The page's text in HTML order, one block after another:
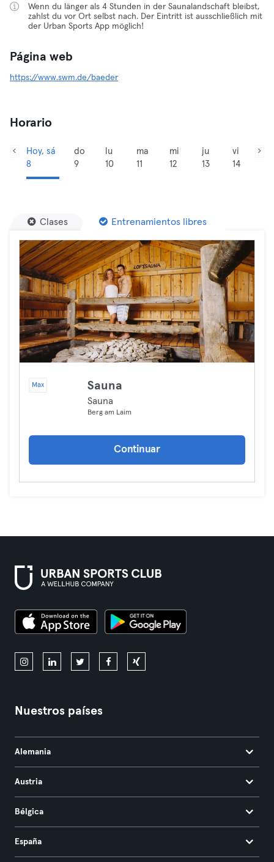
Wenn du länger als 4 Stunden in der Saunalandschaft bleibst,
zahlst du vor Ort selbst nach. Der Eintritt ist ausschließlich mit
der Urban Sports App möglich!
Página web
https://www.swm.de/baeder
Horario
Hoy, sá
8
do
9
lu
10
ma
11
mi
12
ju
13
vi
14
Clases Entrenamientos libres
Max Sauna
Sauna
Berg am Laim
Continuar
Nuestros países
Alemania
Austria
Bélgica
España